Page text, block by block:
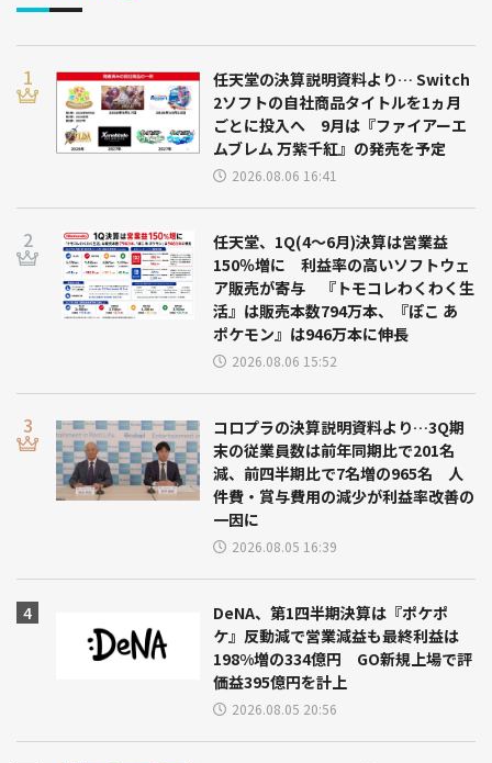
任天堂の決算説明資料より… Switch
2ソフトの自社商品タイトルを1ヵ月
ごとに投入へ 9月は『ファイアーエ
ムブレム 万紫千紅』の発売を予定
2026.08.06 16:41
任天堂、1Q(4～6月)決算は営業益
150％増に 利益率の高いソフトウェ
ア販売が寄与 『トモコレわくわく生
活』は販売本数794万本、『ぽこ あ
ポケモン』は946万本に伸長
2026.08.06 15:52
コロプラの決算説明資料より…3Q期
末の従業員数は前年同期比で201名
減、前四半期比で7名増の965名 人
件費・賞与費用の減少が利益率改善の
一因に
2026.08.05 16:39
DeNA、第1四半期決算は『ポケポ
ケ』反動減で営業減益も最終利益は
198%増の334億円 GO新規上場で評
価益395億円を計上
2026.08.05 20:56